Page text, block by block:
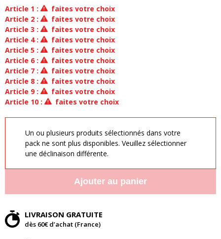
Article 1 :
faites votre choix
Article 2 :
faites votre choix
Article 3 :
faites votre choix
Article 4:
faites votre choix
Article 5 :
faites votre choix
Article 6 :
faites votre choix
Article 7 :
faites votre choix
Article 8 :
faites votre choix
Article 9 :
faites votre choix
Article 10 : faites votre choix
Un ou plusieurs produits sélectionnés dans votre
pack ne sont plus disponibles. Veuillez sélectionner
une déclinaison différente.
Ajouter au panier
LIVRAISON GRATUITE
dès 60€ d’achat (France)